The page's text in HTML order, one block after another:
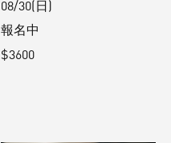
08/30(日)
報名中
$3600